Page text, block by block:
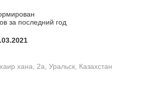
за последний год
хана, 2а, Уральск, Казахстан